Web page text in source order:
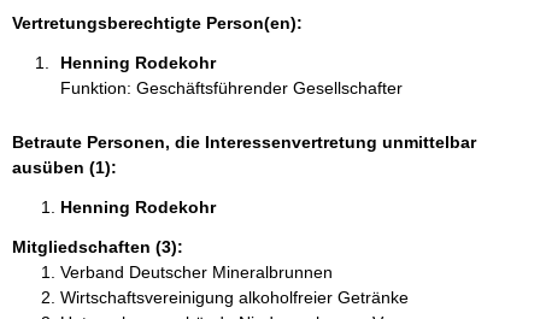
n
Vertretungsberechtigte Person(en):
Henning Rodekohr
Funktion: Geschäftsführender Gesellschafter
Betraute Personen, die Interessenvertretung unmittelbar
ausüben (1):
Henning Rodekohr
Mitgliedschaften (3):
Verband Deutscher Mineralbrunnen
Wirtschaftsvereinigung alkoholfreier Getränke